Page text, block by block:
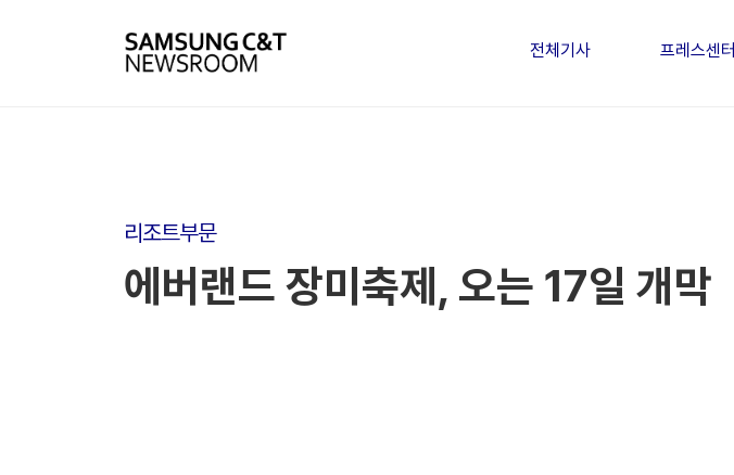
전체기사 프레스센터
리조트부문
에버랜드 장미축제, 오는 17일 개막